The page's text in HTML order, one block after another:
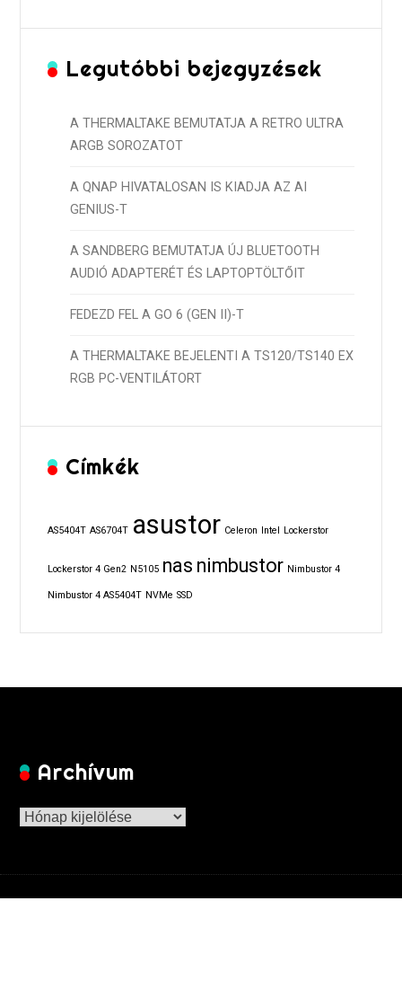
Legutóbbi bejegyzések
A THERMALTAKE BEMUTATJA A RETRO ULTRA
ARGB SOROZATOT
A QNAP HIVATALOSAN IS KIADJA AZ AI
GENIUS-T
A SANDBERG BEMUTATJA ÚJ BLUETOOTH
AUDIÓ ADAPTERÉT ÉS LAPTOPTÖLTŐIT
FEDEZD FEL A GO 6 (GEN II)-T
A THERMALTAKE BEJELENTI A TS120/TS140 EX
RGB PC-VENTILÁTORT
Címkék
AS5404T AS6704T asustor Celeron Intel Lockerstor
Lockerstor 4 Gen2 N5105 nas nimbustor Nimbustor 4
Nimbustor 4 AS5404T NVMe SSD
Archívum
Archívum